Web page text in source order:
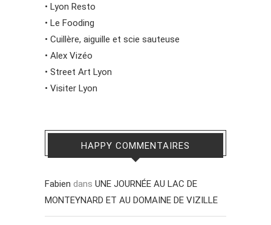
• Lyon Resto
• Le Fooding
• Cuillère, aiguille et scie sauteuse
• Alex Vizéo
• Street Art Lyon
• Visiter Lyon
HAPPY COMMENTAIRES
Fabien dans UNE JOURNÉE AU LAC DE
MONTEYNARD ET AU DOMAINE DE VIZILLE